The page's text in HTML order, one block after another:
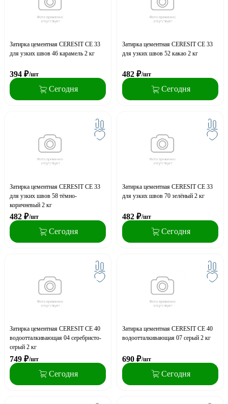
Затирка цементная CERESIT CE 33
для узких швов 46 карамель 2 кг
394 ₽/шт
Сегодня
Затирка цементная CERESIT CE 33
для узких швов 52 какао 2 кг
482 ₽/шт
Сегодня
Затирка цементная CERESIT CE 33
для узких швов 58 тёмно-
коричневый 2 кг
482 ₽/шт
Сегодня
Затирка цементная CERESIT CE 33
для узких швов 70 зелёный 2 кг
482 ₽/шт
Сегодня
Затирка цементная CERESIT CE 40
водоотталкивающая 04 серебристо-
серый 2 кг
749 ₽/шт
Сегодня
Затирка цементная CERESIT CE 40
водоотталкивающая 07 серый 2 кг
690 ₽/шт
Сегодня